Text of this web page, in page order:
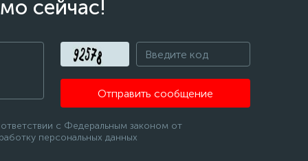
сейчас!
Отправить сообщение
с Федеральным законом от
персональных данных